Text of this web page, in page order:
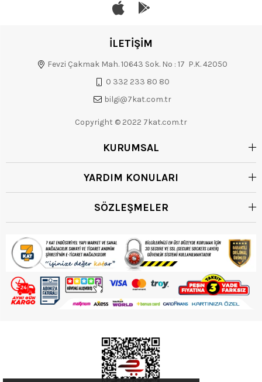
İLETİŞİM
Fevzi Çakmak Mah. 10643 Sok. No : 17 P.K. 42050
0 332 233 80 80
bilgi@7kat.com.tr
Copyright © 2022 7kat.com.tr
KURUMSAL
YARDIM KONULARI
SÖZLEŞMELER